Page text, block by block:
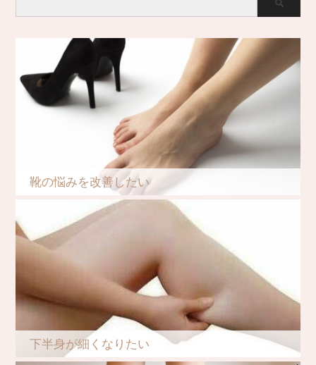
靴の悩みを改善したい
下半身が細くなりたい